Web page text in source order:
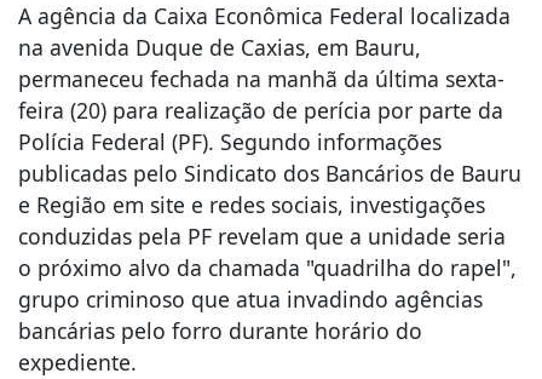
A agência da Caixa Econômica Federal localizada
na avenida Duque de Caxias, em Bauru,
permaneceu fechada na manhã da última sexta-
feira (20) para realização de perícia por parte da
Polícia Federal (PF). Segundo informações
publicadas pelo Sindicato dos Bancários de Bauru
e Região em site e redes sociais, investigações
conduzidas pela PF revelam que a unidade seria
o próximo alvo da chamada "quadrilha do rapel",
grupo criminoso que atua invadindo agências
bancárias pelo forro durante horário do
expediente.